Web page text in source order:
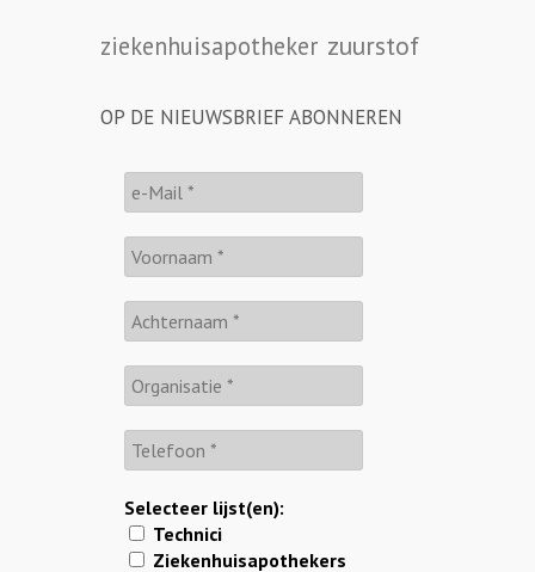
ziekenhuisapotheker zuurstof
OP DE NIEUWSBRIEF ABONNEREN
Selecteer lijst(en):
Technici
Ziekenhuisapothekers